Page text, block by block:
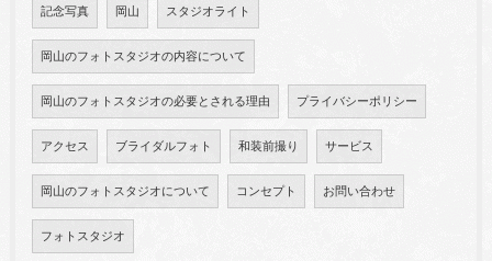
記念写真 岡山 スタジオライト
岡山のフォトスタジオの内容について
岡山のフォトスタジオの必要とされる理由 プライバシーポリシー
アクセス ブライダルフォト 和装前撮り サービス
岡山のフォトスタジオについて コンセプト お問い合わせ
フォトスタジオ